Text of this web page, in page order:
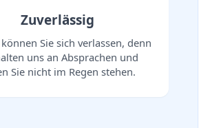
Zuverlässig
Sie sich verlassen, denn
uns an Absprachen und
Sie nicht im Regen stehen.